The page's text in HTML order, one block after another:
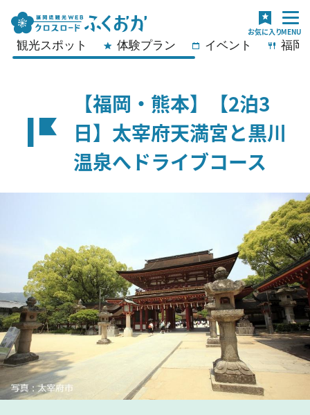
観光スポット 体験プラン イベント 福岡
【福岡・熊本】【2泊3
日】太宰府天満宮と黒川
温泉へドライブコース